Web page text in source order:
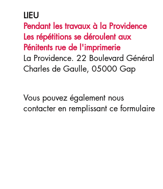
LIEU
Pendant les travaux à la Providence
Les répétitions se déroulent aux
Pénitents rue de l'imprimerie
La Providence. 22 Boulevard Général
Charles de Gaulle, 05000 Gap
Vous pouvez également nous
contacter en remplissant ce formulaire